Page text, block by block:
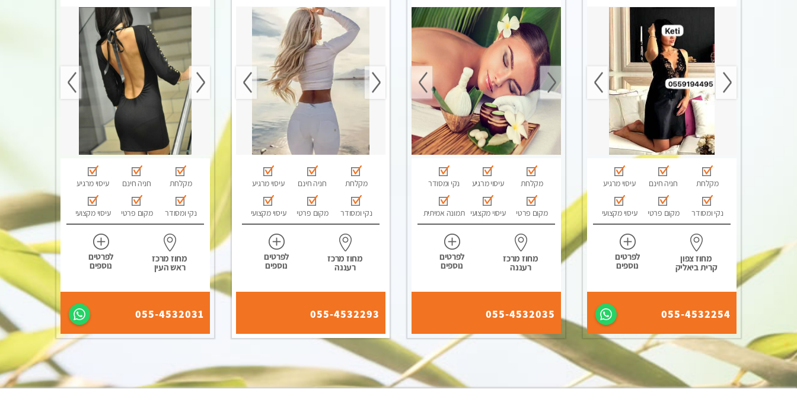
מקלחת חניה חינם עיסוי מרגיע
נקי ומסודר מקום פרטי עיסוי מקצועי
מחוז צפון
קרית ביאליק
לפרטים
נוספים
055-4532254
מקלחת עיסוי מרגיע נקי ומסודר
מקום פרטי עיסוי מקצועי תמונה אמיתית
מחוז מרכז
רעננה
לפרטים
נוספים
055-4532035
מקלחת חניה חינם עיסוי מרגיע
נקי ומסודר מקום פרטי עיסוי מקצועי
מחוז מרכז
רעננה
לפרטים
נוספים
055-4532293
מקלחת חניה חינם עיסוי מרגיע
נקי ומסודר מקום פרטי עיסוי מקצועי
מחוז מרכז
ראש העין
לפרטים
נוספים
055-4532031